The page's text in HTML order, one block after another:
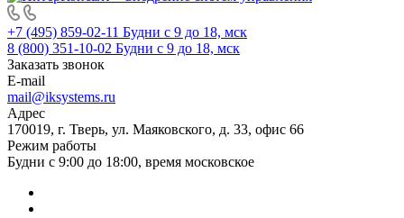
+7 (495) 859-02-11 Будни с 9 до 18, мск
8 (800) 351-10-02 Будни с 9 до 18, мск
Заказать звонок
E-mail
mail@iksystems.ru
Адрес
170019, г. Тверь, ул. Маяковского, д. 33, офис 66
Режим работы
Будни с 9:00 до 18:00, время московское